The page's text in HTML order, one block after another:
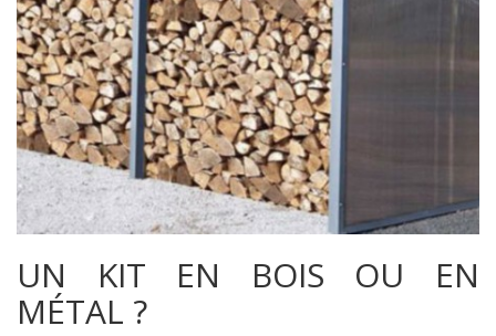
UN KIT EN BOIS OU EN
MÉTAL ?